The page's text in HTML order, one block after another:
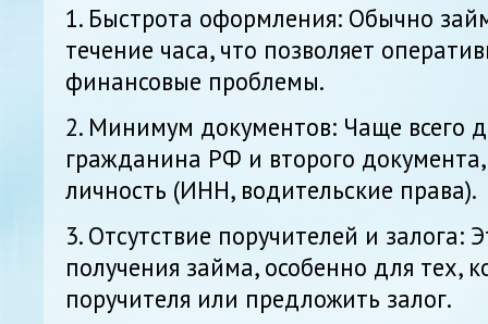
1. Быстрота оформления: Обычно
течение часа, что позволяет
финансовые проблемы.
2. Минимум документов: Чаще всего
гражданина РФ и второго
личность (ИНН, водительские права).
3. Отсутствие поручителей и залога:
получения займа, особенно для тех,
поручителя или предложить залог.